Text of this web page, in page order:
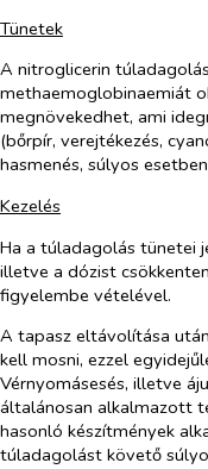
Tünetek
A nitroglicerin
methaemoglobinaemiát
megnövekedhet, ami
(bőrpír, verejtékezés,
hasmenés, súlyos
Kezelés
Ha a túladagolás tünetei
illetve a dózist
figyelembe vételével.
A tapasz eltávolítása
kell mosni, ezzel
Vérnyomásesés, illetve
általánosan alkalmazott
hasonló készítmények
túladagolást követő